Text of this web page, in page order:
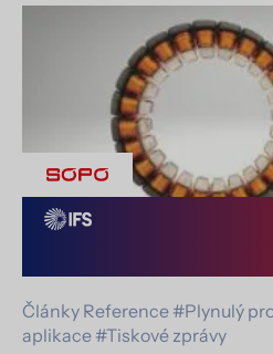
Články Reference #Plynulý
aplikace #Tiskové zprávy